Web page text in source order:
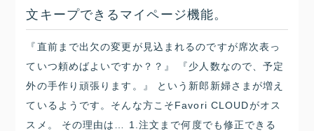
文キープできるマイページ機能。
『直前まで出欠の変更が見込まれるのですが席次表っ
ていつ頼めばよいですか？？』 『少人数なので、予定
外の手作り頑張ります。』 という新郎新婦さまが増え
ているようです。そんな方こそFavori CLOUDがオス
スメ。 その理由は… 1.注文まで何度でも修正できる